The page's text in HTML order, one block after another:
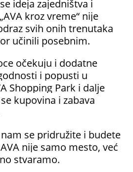
ideja zajedništva i
kroz vreme“ nije
svih onih trenutaka
učinili posebnim.
očekuju i dodatne
i popusti u
Shopping Park i dalje
kupovina i zabava
se pridružite i budete
nije samo mesto, već
stvaramo.